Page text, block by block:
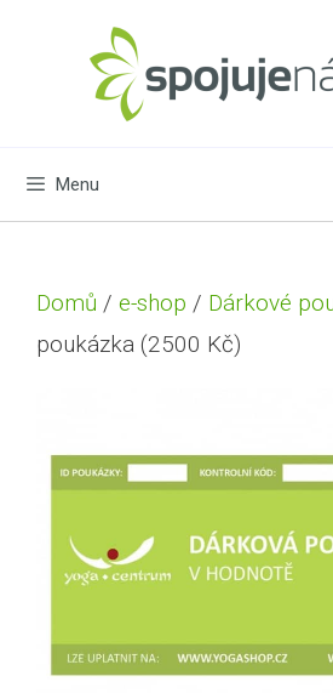
Menu
Domů / e-shop / Dárkové
poukázka (2500 Kč)